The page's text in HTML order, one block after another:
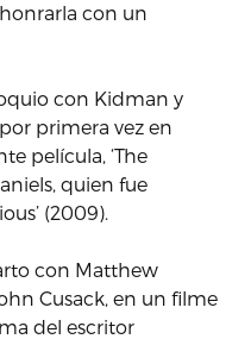
con un
con Kidman y
primera vez en
película, ‘The
quien fue
(2009).
con Matthew
Cusack, en un filme
del escritor